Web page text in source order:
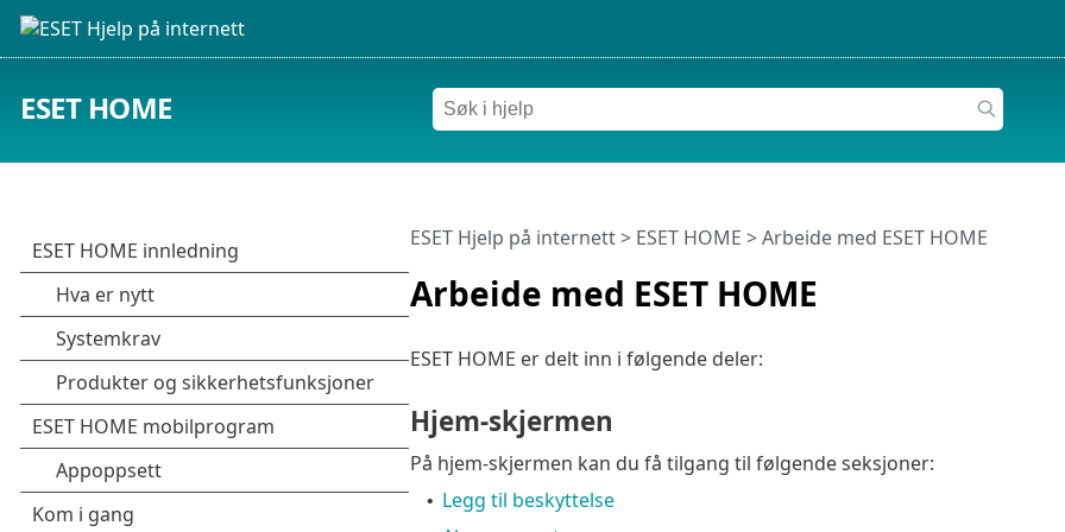
ESET HOME
Arbeide med ESET HOME
ESET Hjelp på internett> ESET HOME >Arbeide med ESET HOME
ESET HOME er delt inn i følgende deler:
Hjem-skjermen
På hjem-skjermen kan du få tilgang til følgende seksjoner:
• Legg til beskyttelse